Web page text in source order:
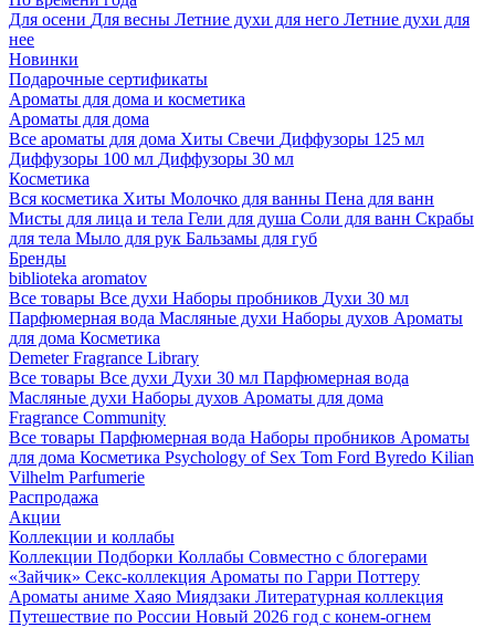
Для осени Для весны Летние духи для него Летние духи для
нее
Новинки
Подарочные сертификаты
Ароматы для дома и косметика
Ароматы для дома
Все ароматы для дома Хиты Свечи Диффузоры 125 мл
Диффузоры 100 мл Диффузоры 30 мл
Косметика
Вся косметика Хиты Молочко для ванны Пена для ванн
Мисты для лица и тела Гели для душа Соли для ванн Скрабы
для тела Мыло для рук Бальзамы для губ
Бренды
biblioteka aromatov
Все товары Все духи Наборы пробников Духи 30 мл
Парфюмерная вода Масляные духи Наборы духов Ароматы
для дома Косметика
Demeter Fragrance Library
Все товары Все духи Духи 30 мл Парфюмерная вода
Масляные духи Наборы духов Ароматы для дома
Fragrance Community
Все товары Парфюмерная вода Наборы пробников Ароматы
для дома Косметика Psychology of Sex Tom Ford Byredo Kilian
Vilhelm Parfumerie
Распродажа
Акции
Коллекции и коллабы
Коллекции Подборки Коллабы Совместно с блогерами
«Зайчик» Секс-коллекция Ароматы по Гарри Поттеру
Ароматы аниме Хаяо Миядзаки Литературная коллекция
Путешествие по России Новый 2026 год с конем-огнем